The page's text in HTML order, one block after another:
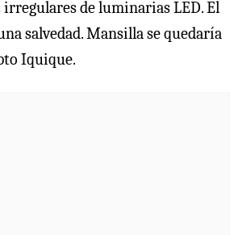
de luminarias LED. El
salvedad. Mansilla se quedaría
Iquique.